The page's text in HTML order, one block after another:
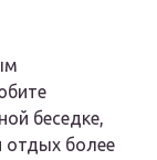
беседке,
отдых более